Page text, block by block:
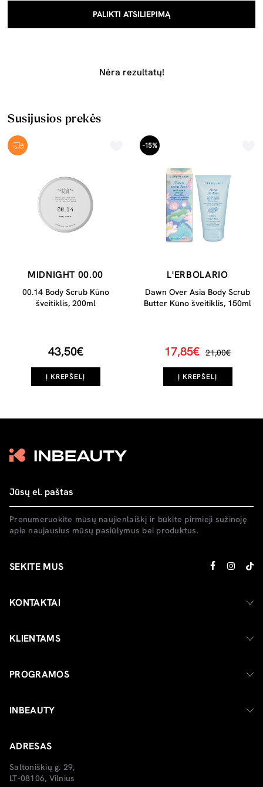
PALIKTI ATSILIEPIMĄ
Nėra rezultatų!
Susijusios prekės
MIDNIGHT 00.00
00.14 Body Scrub Kūno
šveitiklis, 200ml
43,50€
Į KREPŠELĮ
-15%
L'ERBOLARIO
Dawn Over Asia Body Scrub
Butter Kūno šveitiklis, 150ml
17,85€ 21,00€
Į KREPŠELĮ
Prenumeruokite mūsų naujienlaiškį ir būkite pirmieji sužinoję
apie naujausius mūsų pasiūlymus bei produktus.
SEKITE MUS
KONTAKTAI
KLIENTAMS
PROGRAMOS
INBEAUTY
ADRESAS
Saltoniškių g. 29,
LT-08106, Vilnius